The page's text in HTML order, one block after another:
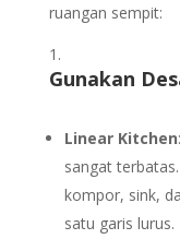
ruangan sempit:
Gunakan
Linear Kitchen
sangat
kompor, sink,
satu garis lurus.